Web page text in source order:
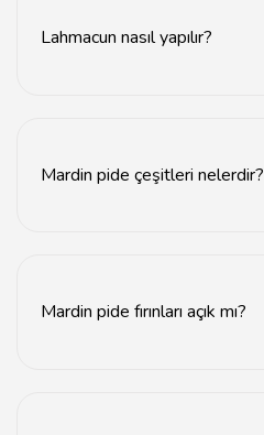
Lahmacun nasıl yapılır?
Mardin pide çeşitleri nelerdir?
Mardin pide fırınları açık mı?